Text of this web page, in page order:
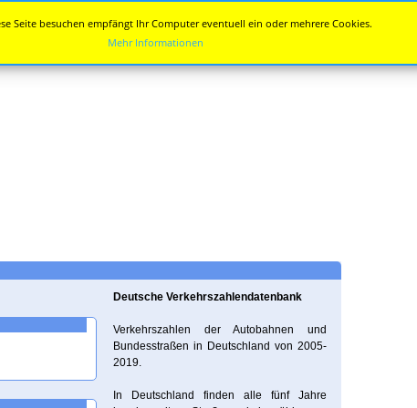
Deutsche Verkehrszahlendatenbank
Verkehrszahlen der Autobahnen und
Bundesstraßen in Deutschland von 2005-
2019.
In Deutschland finden alle fünf Jahre
Seite besuchen empfängt Ihr Computer eventuell ein oder mehrere Cookies.
Mehr Informationen